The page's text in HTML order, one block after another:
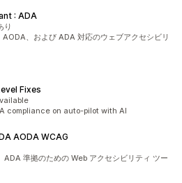
: ADA
り
、および ADA 対応のウェブアクセシビリ
Fixes
compliance on auto-pilot with AI
AODA WCAG
準拠のための Web アクセシビリティ ツー